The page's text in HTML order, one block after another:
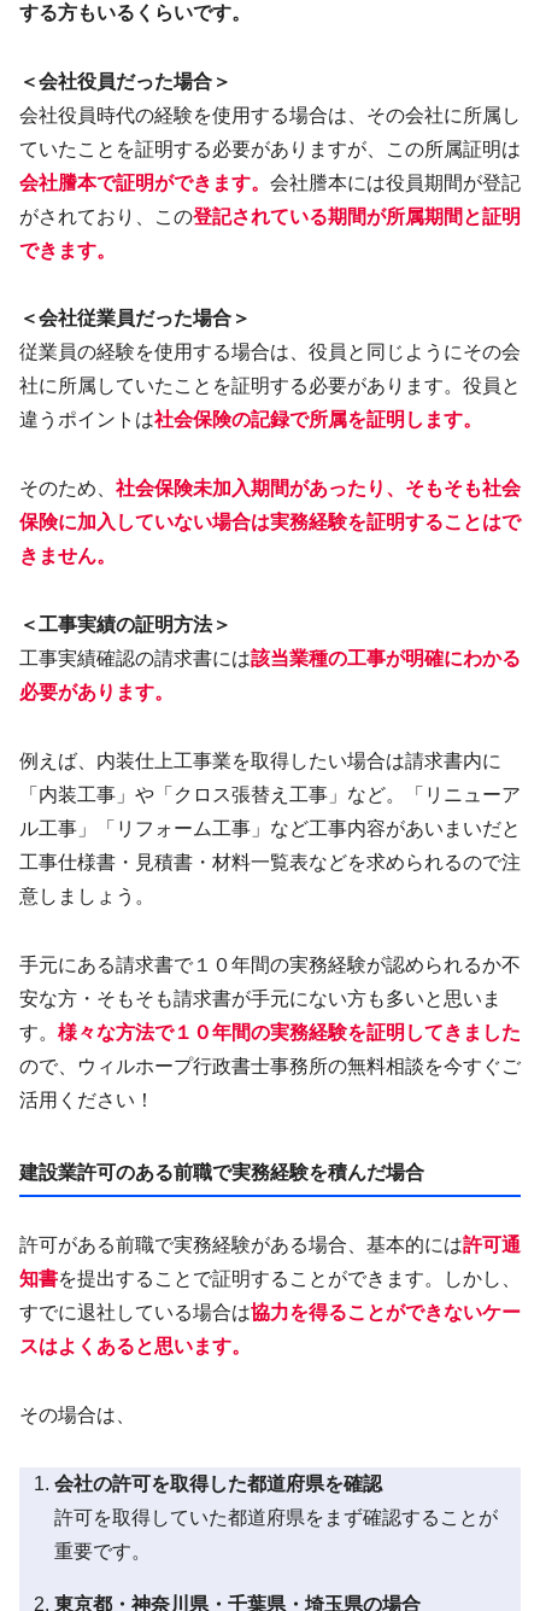
する方もいるくらいです。
＜会社役員だった場合＞
会社役員時代の経験を使用する場合は、その会社に所属し
ていたことを証明する必要がありますが、この所属証明は
会社謄本で証明ができます。 会社謄本には役員期間が登記
がされており、この登記されている期間が所属期間と証明
できます。
＜会社従業員だった場合＞
従業員の経験を使用する場合は、役員と同じようにその会
社に所属していたことを証明する必要があります。役員と
違うポイントは社会保険の記録で所属を証明します。
そのため、 社会保険未加入期間があったり、そもそも社会
保険に加入していない場合は実務経験を証明することはで
きません。
＜工事実績の証明方法＞
工事実績確認の請求書には該当業種の工事が明確にわかる
必要があります。
例えば、内装仕上工事業を取得したい場合は請求書内に
「内装工事」や「クロス張替え工事」など。「リニューア
ル工事」「リフォーム工事」など工事内容があいまいだと
工事仕様書・見積書・材料一覧表などを求められるので注
意しましょう。
手元にある請求書で１０年間の実務経験が認められるか不
安な方・そもそも請求書が手元にない方も多いと思いま
す。 様々な方法で１０年間の実務経験を証明してきました
ので、ウィルホープ行政書士事務所の無料相談を今すぐご
活用ください！
建設業許可のある前職で実務経験を積んだ場合
許可がある前職で実務経験がある場合、基本的には許可通
知書を提出することで証明することができます。しかし、
すでに退社している場合は協力を得ることができないケー
スはよくあると思います。
その場合は、
会社の許可を取得した都道府県を確認
許可を取得していた都道府県をまず確認することが
重要です。
東京都・神奈川県・千葉県・埼玉県の場合